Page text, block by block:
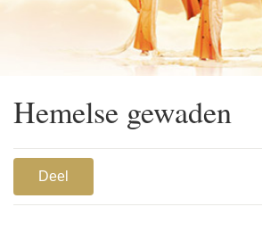
Hemelse gewaden
Deel